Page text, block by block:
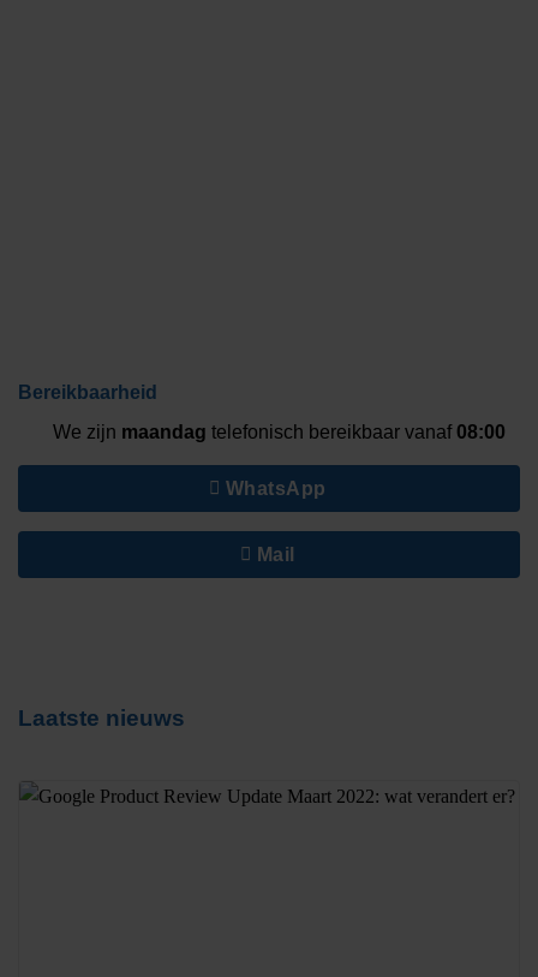
Bereikbaarheid
We zijn maandag telefonisch bereikbaar vanaf 08:00
WhatsApp
Mail
Laatste nieuws